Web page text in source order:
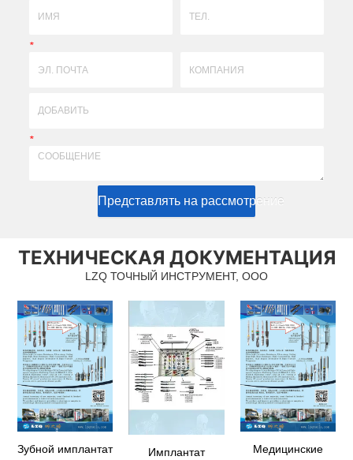
*
*
Представлять на рассмотрение
ТЕХНИЧЕСКАЯ ДОКУМЕНТАЦИЯ
LZQ ТОЧНЫЙ ИНСТРУМЕНТ, ООО
Зубной имплантат
Имплантат
Медицинские